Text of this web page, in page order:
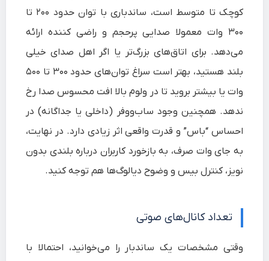
کوچک تا متوسط است، ساندباری با توان حدود ۲۰۰ تا
۳۰۰ وات معمولا صدایی پرحجم و راضی‌ کننده ارائه
می‌دهد. برای اتاق‌های بزرگ‌تر یا اگر اهل صدای خیلی
بلند هستید، بهتر است سراغ توان‌های حدود ۳۰۰ تا ۵۰۰
وات یا بیشتر بروید تا در ولوم بالا افت محسوس صدا رخ
ندهد. همچنین وجود ساب‌ووفر (داخلی یا جداگانه) در
احساس “باس” و قدرت واقعی اثر زیادی دارد. در نهایت،
به جای وات صرف، به بازخورد کاربران درباره بلندی بدون
نویز، کنترل بیس و وضوح دیالوگ‌ها هم توجه کنید.
تعداد کانال‌های صوتی
وقتی مشخصات یک ساندبار را می‌خوانید، احتمالا با